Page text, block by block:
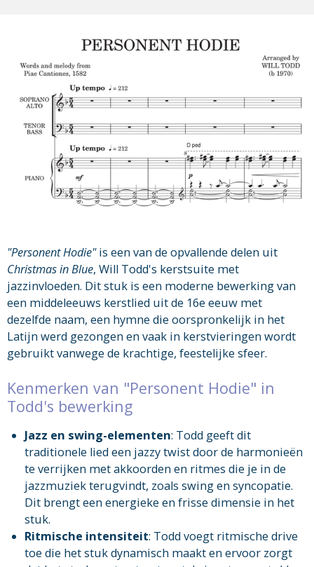
"Personent Hodie"is een van de opvallende delen uit
Christmas in Blue, Will Todd's kerstsuite met
jazzinvloeden. Dit stuk is een moderne bewerking van
een middeleeuws kerstlied uit de 16e eeuw met
dezelfde naam, een hymne die oorspronkelijk in het
Latijn werd gezongen en vaak in kerstvieringen wordt
gebruikt vanwege de krachtige, feestelijke sfeer.
Kenmerken van "Personent Hodie" in
Todd's bewerking
Jazz en swing-elementen: Todd geeft dit
traditionele lied een jazzy twist door de harmonieën
te verrijken met akkoorden en ritmes die je in de
jazzmuziek terugvindt, zoals swing en syncopatie.
Dit brengt een energieke en frisse dimensie in het
stuk.
Ritmische intensiteit: Todd voegt ritmische drive
toe die het stuk dynamisch maakt en ervoor zorgt